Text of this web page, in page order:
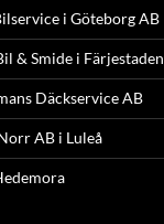
i Göteborg AB
& Smide i Färjestaden
Däckservice AB
AB i Luleå